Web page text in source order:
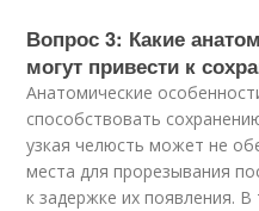
Вопрос 3: Какие
могут привести к
Анатомические
способствовать
узкая челюсть может не
места для прорезывания
к задержке их появления.